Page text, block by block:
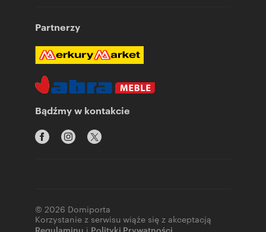
Partnerzy
Bądźmy w kontakcie
© 2026 Domiporta
Korzystanie z serwisu wiąże się z akceptacją
Regulaminu i Polityki Prywatności